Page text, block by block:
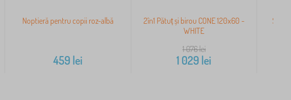
Noptieră pentru copii roz-albă
459 lei
2în1 Pătuț și birou CONE 120x60 -
WHITE
1 076lei
1 029 lei